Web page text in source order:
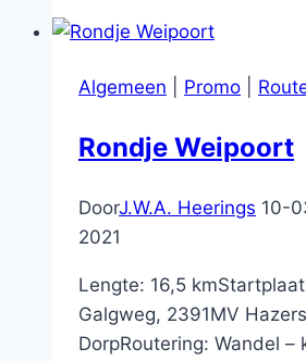
Algemeen Promo
Rondje Weipoort
DoorJ.W.A. Heerings 10-
2021
Lengte: 16,5
Galgweg, 2391MV
DorpRoutering: Wandel –